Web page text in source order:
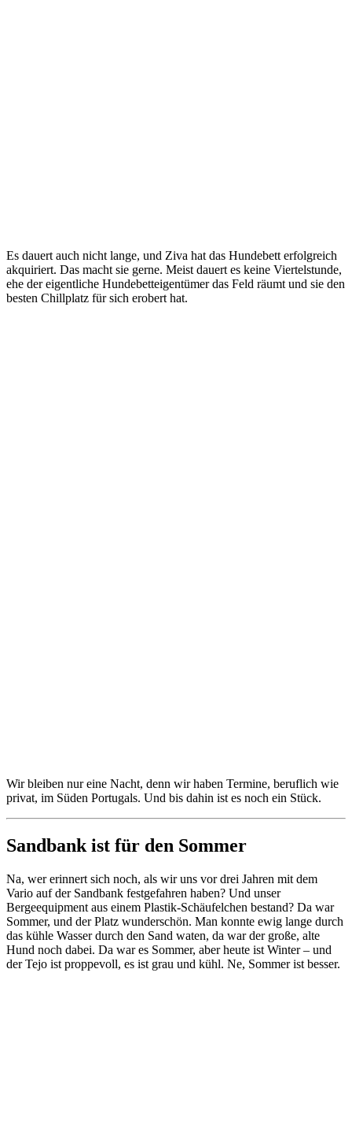
Es dauert auch nicht lange, und Ziva hat das Hundebett erfolgreich
akquiriert. Das macht sie gerne. Meist dauert es keine Viertelstunde,
ehe der eigentliche Hundebetteigentümer das Feld räumt und sie den
besten Chillplatz für sich erobert hat.
Wir bleiben nur eine Nacht, denn wir haben Termine, beruflich wie
privat, im Süden Portugals. Und bis dahin ist es noch ein Stück.
Sandbank ist für den Sommer
Na, wer erinnert sich noch, als wir uns vor drei Jahren mit dem
Vario auf der Sandbank festgefahren haben? Und unser
Bergeequipment aus einem Plastik-Schäufelchen bestand? Da war
Sommer, und der Platz wunderschön. Man konnte ewig lange durch
das kühle Wasser durch den Sand waten, da war der große, alte
Hund noch dabei. Da war es Sommer, aber heute ist Winter – und
der Tejo ist proppevoll, es ist grau und kühl. Ne, Sommer ist besser.